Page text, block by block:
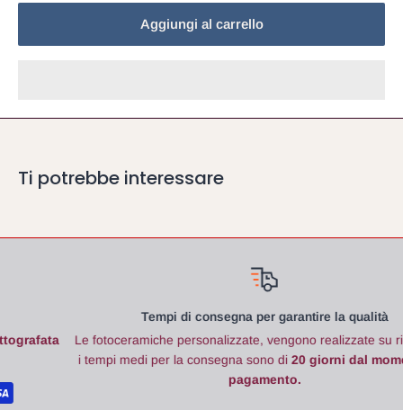
Aggiungi al carrello
Ti potrebbe interessare
Tempi di consegna per garantire la qualità
Le fotoceramiche personalizzate, vengono realizzate su richiesta e
i tempi medi per la consegna sono di20 giorni dal momento del
pagamento.